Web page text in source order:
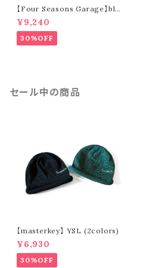
【Four Seasons Garage】blo
ck pattern short pants (mo
cha brown)
¥9,240
30%OFF
セール中の商品
【masterkey】 YSL (2colors)
¥6,930
30%OFF